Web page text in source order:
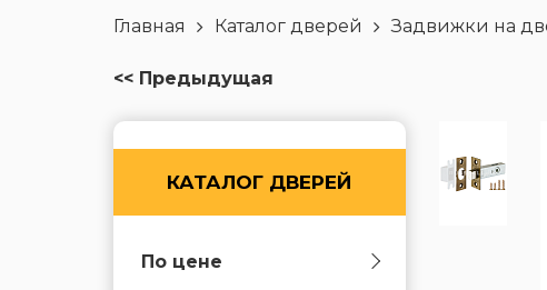
Главная Каталог дверей Задвижки на
<< Предыдущая
КАТАЛОГ ДВЕРЕЙ
По цене